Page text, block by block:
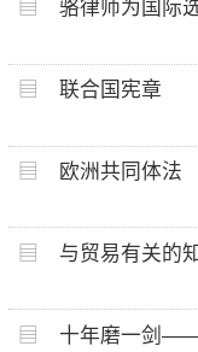
骆律师为国际
联合国宪章
欧洲共同体法
与贸易有关的
十年磨一剑